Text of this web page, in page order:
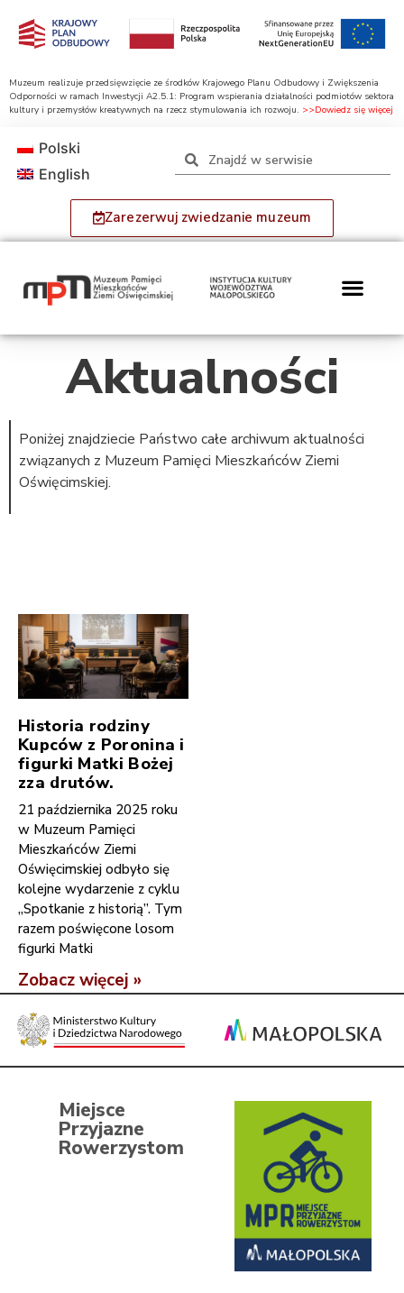
Muzeum realizuje przedsięwzięcie ze środków Krajowego Planu Odbudowy i Zwiększenia
Odporności w ramach Inwestycji A2.5.1: Program wspierania działalności podmiotów sektora
kultury i przemysłów kreatywnych na rzecz stymulowania ich rozwoju. >>Dowiedz się więcej
Zarezerwuj zwiedzanie muzeum
Polski
English
Aktualności
Poniżej znajdziecie Państwo całe archiwum aktualności
związanych z Muzeum Pamięci Mieszkańców Ziemi
Oświęcimskiej.
Historia rodziny
Kupców z Poronina i
figurki Matki Bożej
zza drutów.
21 października 2025 roku
w Muzeum Pamięci
Mieszkańców Ziemi
Oświęcimskiej odbyło się
kolejne wydarzenie z cyklu
„Spotkanie z historią”. Tym
razem poświęcone losom
figurki Matki
Zobacz więcej »
Miejsce
Przyjazne
Rowerzystom